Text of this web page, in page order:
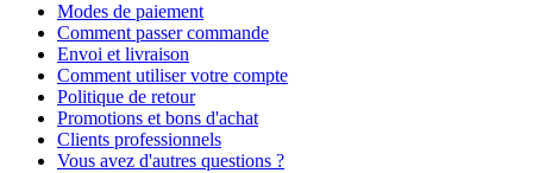
Modes de paiement
Comment passer commande
Envoi et livraison
Comment utiliser votre compte
Politique de retour
Promotions et bons d'achat
Clients professionnels
Vous avez d'autres questions ?